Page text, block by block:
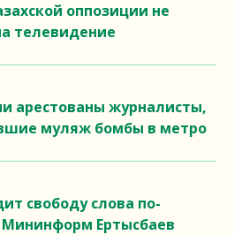
оппозиции не
телевидение
арестованы журналисты,
муляж бомбы в метро
свободу слова по-
Мининформ Ертысбаев